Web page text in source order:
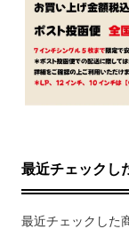
最近チェックし
最近チェックした